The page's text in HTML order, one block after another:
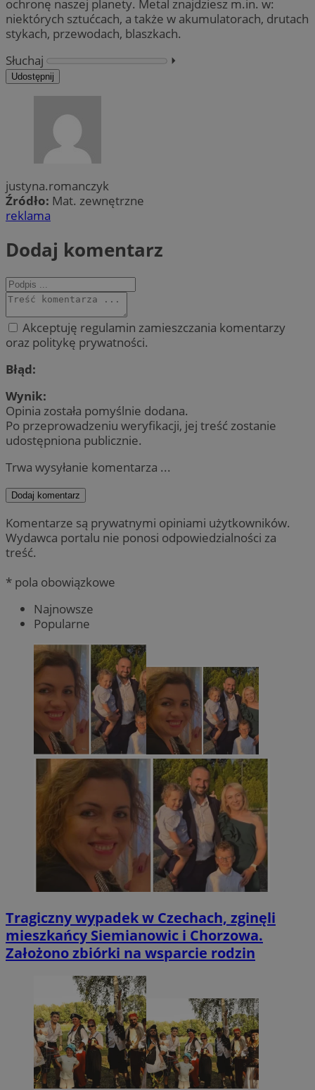
ochronę naszej planety. Metal znajdziesz m.in. w:
niektórych sztućcach, a także w akumulatorach, drutach
stykach, przewodach, blaszkach.
Słuchaj
⏵︎
Udostępnij
justyna.romanczyk
Źródło: Mat. zewnętrzne
reklama
Dodaj komentarz
Akceptuję regulamin zamieszczania komentarzy
oraz politykę prywatności.
Błąd:
Wynik:
Opinia została pomyślnie dodana.
Po przeprowadzeniu weryfikacji, jej treść zostanie
udostępniona publicznie.
Trwa wysyłanie komentarza ...
Dodaj komentarz
Komentarze są prywatnymi opiniami użytkowników.
Wydawca portalu nie ponosi odpowiedzialności za
treść.
* pola obowiązkowe
Najnowsze
Popularne
Tragiczny wypadek w Czechach, zginęli
mieszkańcy Siemianowic i Chorzowa.
Założono zbiórki na wsparcie rodzin